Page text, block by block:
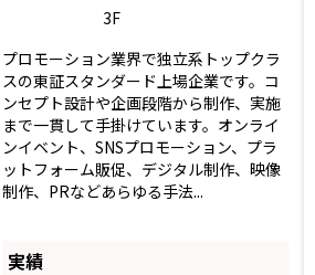
3F
プロモーション業界で独立系トップクラ
スの東証スタンダード上場企業です。コ
ンセプト設計や企画段階から制作、実施
まで一貫して手掛けています。オンライ
ンイベント、SNSプロモーション、プラ
ットフォーム販促、デジタル制作、映像
制作、PRなどあらゆる手法...
実績